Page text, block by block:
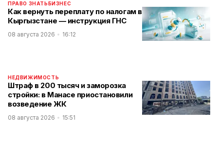
ПРАВО ЗНАТЬ БИЗНЕС
Как вернуть переплату по налогам в
Кыргызстане — инструкция ГНС
08 августа 2026 16:12
НЕДВИЖИМОСТЬ
Штраф в 200 тысяч и заморозка
стройки: в Манасе приостановили
возведение ЖК
08 августа 2026 15:51